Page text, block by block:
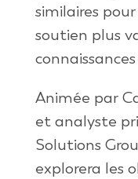
similaires
soutien plus
Animée par
et analyste
Solutions
explorera les